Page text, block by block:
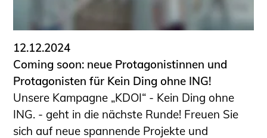
Informationen für Fortbildungsträger
Anträge, Anzeigen, Formulare
Fortbildung/Seminare
Informationen für Ingenieurinnen
und Ingenieure
Recht
Planungswettbewerbe
12.12.2024
Coming soon: neue Protagonistinnen und
Protagonisten für Kein Ding ohne ING!
Unsere Kampagne „KDOI“ - Kein Ding ohne
ING. - geht in die nächste Runde! Freuen Sie
sich auf neue spannende Projekte und